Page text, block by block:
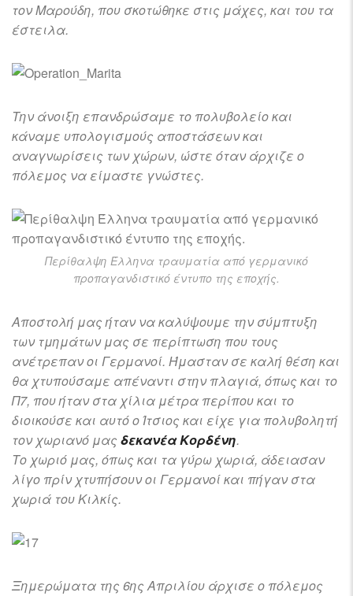
τον Μαρούδη, που σκοτώθηκε στις μάχες, και του τα
έστειλα.
Την άνοιξη επανδρώσαμε το πολυβολείο και
κάναμε υπολογισμούς αποστάσεων και
αναγνωρίσεις των χώρων, ώστε όταν άρχιζε ο
πόλεμος να είμαστε γνώστες.
Περίθαλψη Έλληνα τραυματία από γερμανικό
προπαγανδιστικό έντυπο της εποχής.
Αποστολή μας ήταν να καλύψουμε την σύμπτυξη
των τμημάτων μας σε περίπτωση που τους
ανέτρεπαν οι Γερμανοί. Ήμασταν σε καλή θέση και
θα χτυπούσαμε απέναντι στην πλαγιά, όπως και το
Π7, που ήταν στα χίλια μέτρα περίπου και το
διοικούσε και αυτό ο Ίτσιος και είχε για πολυβολητή
τον χωριανό μας δεκανέα Κορδένη.
Το χωριό μας, όπως και τα γύρω χωριά, άδειασαν
λίγο πρίν χτυπήσουν οι Γερμανοί και πήγαν στα
χωριά του Κιλκίς.
Ξημερώματα της 6ης Απριλίου άρχισε ο πόλεμος